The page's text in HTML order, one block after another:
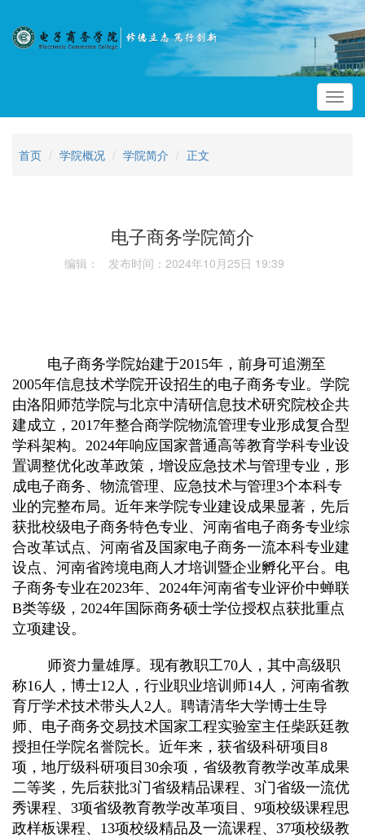
首页 学院概况 学院简介 正文
电子商务学院简介
编辑： 发布时间：2024年10月25日 19:39
电子商务学院始建于2015年，前身可追溯至
2005年信息技术学院开设招生的电子商务专业。学院
由洛阳师范学院与北京中清研信息技术研究院校企共
建成立，2017年整合商学院物流管理专业形成复合型
学科架构。2024年响应国家普通高等教育学科专业设
置调整优化改革政策，增设应急技术与管理专业，形
成电子商务、物流管理、应急技术与管理3个本科专
业的完整布局。近年来学院专业建设成果显著，先后
获批校级电子商务特色专业、河南省电子商务专业综
合改革试点、河南省及国家电子商务一流本科专业建
设点、河南省跨境电商人才培训暨企业孵化平台。电
子商务专业在2023年、2024年河南省专业评价中蝉联
B类等级，2024年国际商务硕士学位授权点获批重点
立项建设。
师资力量雄厚。现有教职工70人， 其中高级职
称16人，博士12人，行业职业培训师14人， 河南省教
育厅学术技术带头人2人。聘请清华大学博士生导
师、电子商务交易技术国家工程实验室主任柴跃廷教
授担任学院名誉院长。近年来，获省级科研项目8
项，地厅级科研项目30余项，省级教育教学改革成果
二等奖，先后获批3门省级精品课程、3门省级一流优
秀课程、3项省级教育教学改革项目、9项校级课程思
政样板课程、13项校级精品及一流课程、37项校级教